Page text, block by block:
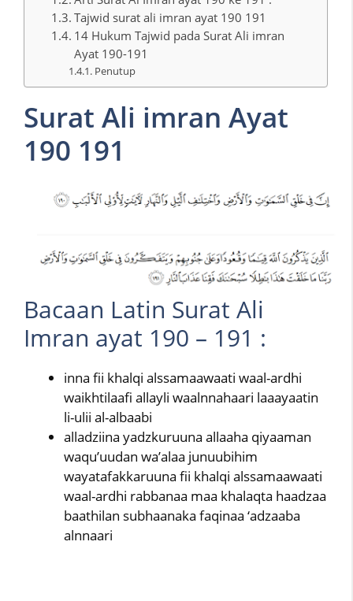
Tajwid surat ali imran ayat 190 191
14 Hukum Tajwid pada Surat Ali imran
Ayat 190-191
Penutup
Surat Ali imran Ayat
190 191
Bacaan Latin Surat Ali
Imran ayat 190 – 191 :
inna fii khalqi alssamaawaati waal-ardhi
waikhtilaafi allayli waalnnahaari laaayaatin
li-ulii al-albaabi
alladziina yadzkuruuna allaaha qiyaaman
waqu’uudan wa’alaa junuubihim
wayatafakkaruuna fii khalqi alssamaawaati
waal-ardhi rabbanaa maa khalaqta haadzaa
baathilan subhaanaka faqinaa ‘adzaaba
alnnaari